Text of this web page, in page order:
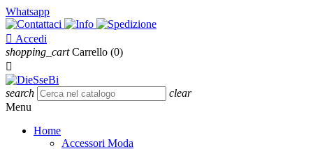
Whatsapp
 Accedi
shopping_cart Carrello (0)

search
clear
Menu
Home
Accessori Moda